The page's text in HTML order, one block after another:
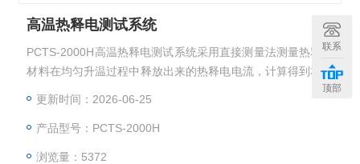
高温热释电测试系统
PCTS-2000H高温热释电测试系统采用直接测量法测量热释电
材料在均匀升温过程中释放出来的热释电电流，计算得到本征
热释电系数，适用于各种热释电薄膜、厚膜、单晶、陶瓷材料
更新时间：2026-06-25
产品型号：PCTS-2000H
浏览量：5372
联系
顶部